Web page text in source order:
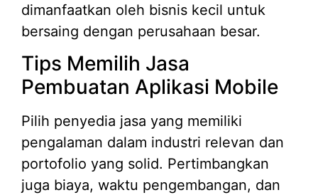
dimanfaatkan oleh bisnis kecil untuk
bersaing dengan perusahaan besar.
Tips Memilih Jasa
Pembuatan Aplikasi Mobile
Pilih penyedia jasa yang memiliki
pengalaman dalam industri relevan dan
portofolio yang solid. Pertimbangkan
juga biaya, waktu pengembangan, dan